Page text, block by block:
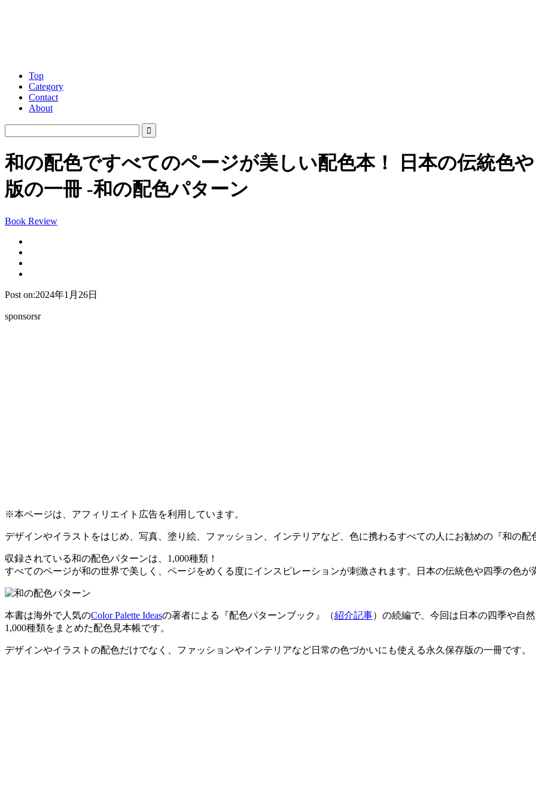
Top
Category
Contact
About
和の配色ですべてのページが美しい配色本！ 日本の伝統色
版の一冊 -和の配色パターン
Book Review
Post on:2024年1月26日
sponsorsr
※本ページは、アフィリエイト広告を利用しています。
デザインやイラストをはじめ、写真、塗り絵、ファッション、インテリアなど、色に携わるすべての人にお勧めの『和の配
収録されている和の配色パターンは、1,000種類！
すべてのページが和の世界で美しく、ページをめくる度にインスピレーションが刺激されます。日本の伝統色や四季の色が
本書は海外で人気のColor Palette Ideasの著者による『配色パターンブック』（紹介記事）の続編で、今回は日本の四季や自
1,000種類をまとめた配色見本帳です。
デザインやイラストの配色だけでなく、ファッションやインテリアなど日常の色づかいにも使える永久保存版の一冊です。